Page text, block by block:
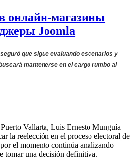
онлайн-магазины
Joomla
que sigue evaluando escenarios y
mantenerse en el cargo rumbo al
Vallarta, Luis Ernesto Munguía
la reelección en el proceso electoral de
el momento continúa analizando
tomar una decisión definitiva.